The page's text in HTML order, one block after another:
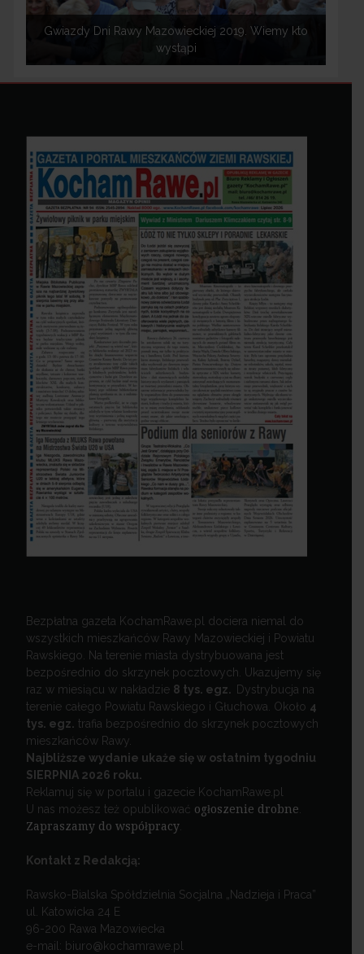
Gwiazdy Dni Rawy Mazowieckiej 2019. Wiemy kto
wystąpi
Bezpłatna gazeta KochamRawe.pl dociera niemal do
wszystkich mieszkańców Rawy Mazowieckiej i Powiatu
Rawskiego. Na terenie miasta dystrybuowana jest
bezpośrednio do skrzynek pocztowych. Ukazujemy się
raz w miesiącu w nakładzie 8 tys. egz.
Dystrybucja na
terenie całego Powiatu Rawskiego i Głuchowa. Około 4
tys. egz. trafia bezpośrednio do skrzynek pocztowych
mieszkańców Rawy.
Najbliższe wydanie ukaże się w ostatnim tygodniu
SIERPNIA 2026 roku.
Reklamuj się w portalu i gazecie KochamRawe.pl
U nas możesz też opublikować ogłoszenie drobne
Zapraszamy do współpracy.
Kontakt z Redakcją:
Rawsko-Bialska Spółdzielnia Socjalna „Nadzieja i Praca”
ul. Katowicka 24 E
96-200 Rawa Mazowiecka
e-mail: biuro@kochamrawe.pl